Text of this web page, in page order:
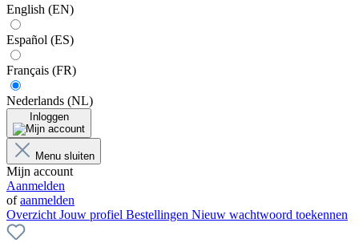
English (EN)
Español (ES)
Français (FR)
Nederlands (NL)
Inloggen
Menu sluiten
Mijn account
Aanmelden
ofaanmelden
Overzicht Jouw profiel Bestellingen Nieuw wachtwoord toekennen